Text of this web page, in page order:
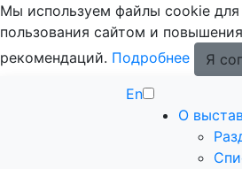
Мы используем файлы cookie для
пользования сайтом и
рекомендаций. Подробнее
Я
En
О